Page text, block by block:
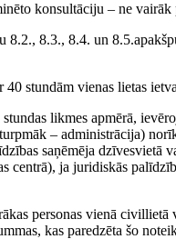
konsultāciju – ne
8.3., 8.4. un
stun­dām vienas lietas
likmes apmērā,
– administrācija)
saņēmēja dzīvesvietā
centrā), ja juridiskās
personas vienā
kas paredzēta šo